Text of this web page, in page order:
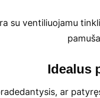
su ventiliuojamu
Idealus
ar